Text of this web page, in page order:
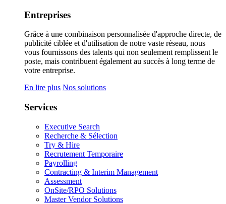
Entreprises
Grâce à une combinaison personnalisée d'approche directe, de
publicité ciblée et d'utilisation de notre vaste réseau, nous
vous fournissons des talents qui non seulement remplissent le
poste, mais contribuent également au succès à long terme de
votre entreprise.
En lire plus Nos solutions
Services
Executive Search
Recherche & Sélection
Try & Hire
Recrutement Temporaire
Payrolling
Contracting & Interim Management
Assessment
OnSite/RPO Solutions
Master Vendor Solutions